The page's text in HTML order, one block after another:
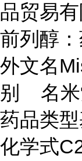
品贸易
前列醇
外文名
别 名米
药品类
化学式